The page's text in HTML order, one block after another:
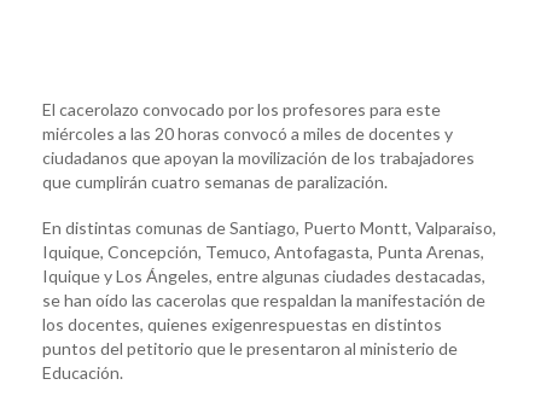
El cacerolazo convocado por los profesores para este
miércoles a las 20 horas convocó a miles de docentes y
ciudadanos que apoyan la movilización de los trabajadores
que cumplirán cuatro semanas de paralización.
En distintas comunas de Santiago, Puerto Montt, Valparaiso,
Iquique, Concepción, Temuco, Antofagasta, Punta Arenas,
Iquique y Los Ángeles, entre algunas ciudades destacadas,
se han oído las cacerolas que respaldan la manifestación de
los docentes, quienes exigenrespuestas en distintos
puntos del petitorio que le presentaron al ministerio de
Educación.